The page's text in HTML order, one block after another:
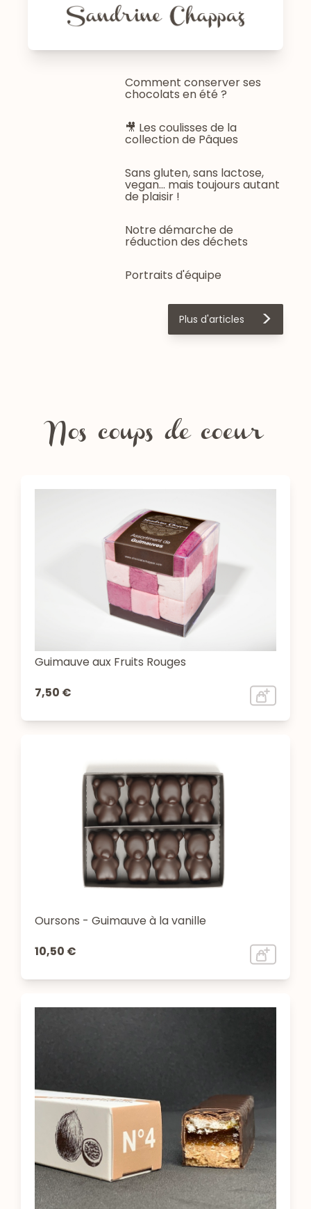
Comment conserver ses
chocolats en été ?
🎥 Les coulisses de la
collection de Pâques
Sans gluten, sans lactose,
vegan… mais toujours autant
de plaisir !
Notre démarche de
réduction des déchets
Portraits d'équipe
Plus d'articles >
Nos coups de coeur
Guimauve aux Fruits Rouges
7,50 €
Oursons - Guimauve à la vanille
10,50 €